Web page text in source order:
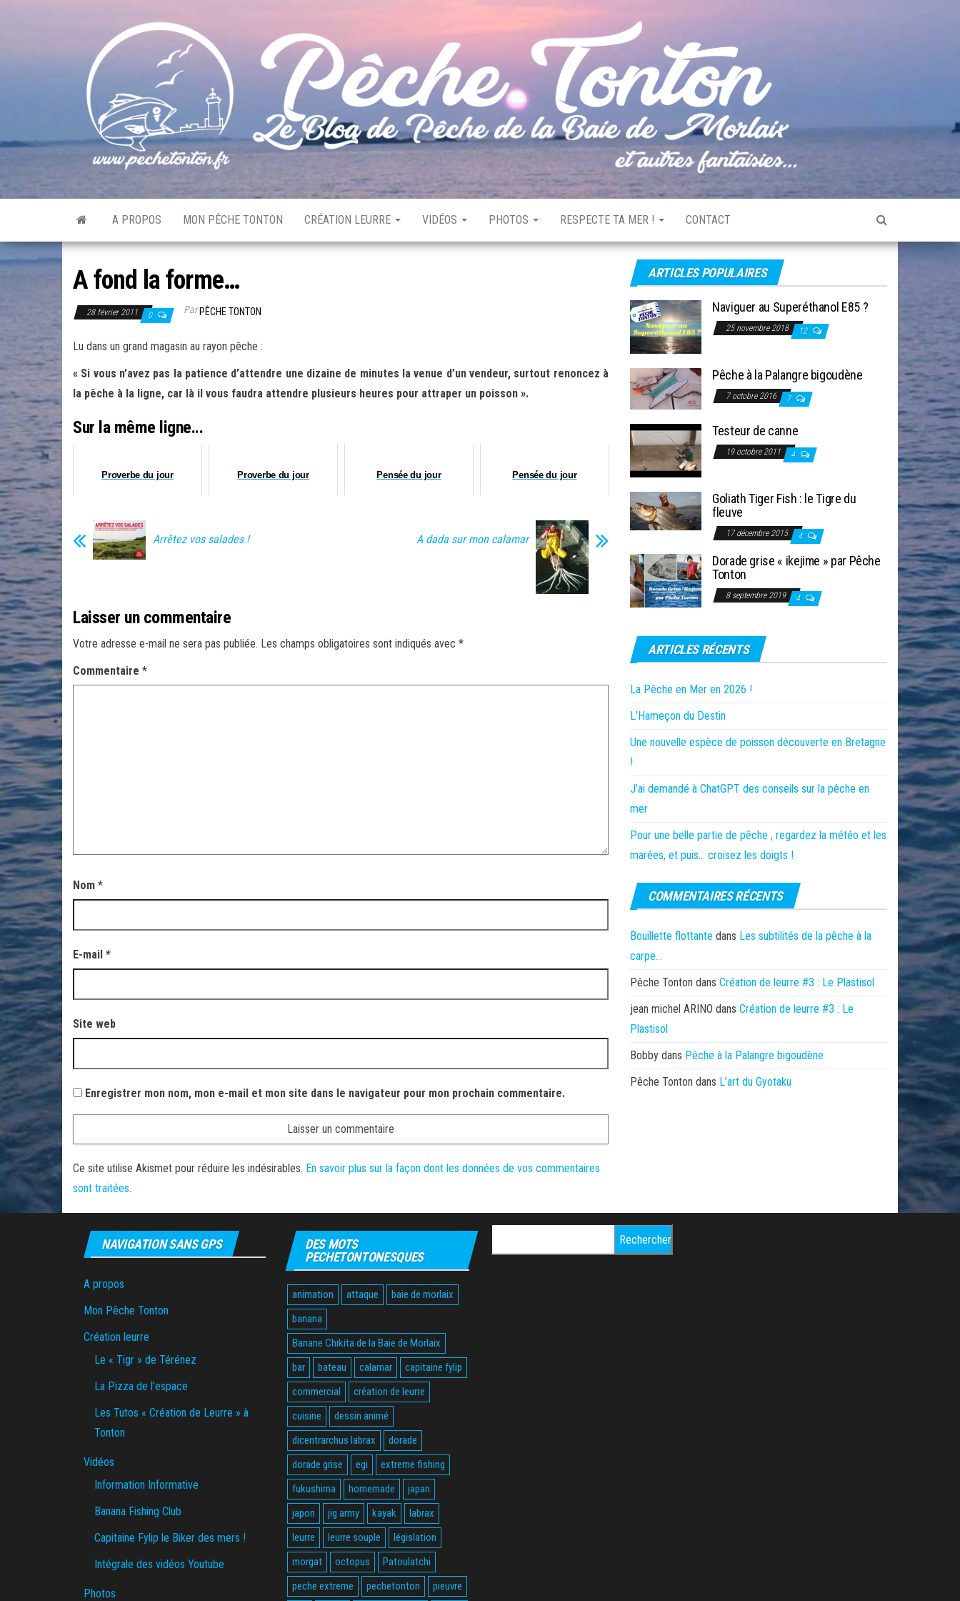
A PROPOS MON PÊCHE TONTON CRÉATION LEURRE VIDÉOS PHOTOS RESPECTE TA MER ! CONTACT
A fond la forme…
28 février 2011 0 ParPÊCHE TONTON
Lu dans un grand magasin au rayon pêche :
« Si vous n’avez pas la patience d’attendre une dizaine de minutes la venue d’un vendeur, surtout renoncez à
la pêche à la ligne, car là il vous faudra attendre plusieurs heures pour attraper un poisson ».
Sur la même ligne...
Proverbe du jour Proverbe du jour Pensée du jour Pensée du jour
Arrêtez vos salades ! A dada sur mon calamar
Laisser un commentaire
Votre adresse e-mail ne sera pas publiée. Les champs obligatoires sont indiqués avec *
Commentaire *
Nom *
E-mail *
Site web
Enregistrer mon nom, mon e-mail et mon site dans le navigateur pour mon prochain commentaire.
Ce site utilise Akismet pour réduire les indésirables. En savoir plus sur la façon dont les données de vos commentaires
sont traitées.
ARTICLES POPULAIRES
Naviguer au Superéthanol E85 ?
25 novembre 2018 12
Pêche à la Palangre bigoudène
7 octobre 2016 7
Testeur de canne
19 octobre 2011 4
Goliath Tiger Fish : le Tigre du
fleuve
17 décembre 2015 4
Dorade grise « ikejime » par Pêche
Tonton
8 septembre 2019 4
ARTICLES RÉCENTS
La Pêche en Mer en 2026 !
L’Hameçon du Destin
Une nouvelle espèce de poisson découverte en Bretagne
!
J’ai demandé à ChatGPT des conseils sur la pêche en
mer
Pour une belle partie de pêche , regardez la météo et les
marées, et puis… croisez les doigts !
COMMENTAIRES RÉCENTS
Bouillette flottante dans Les subtilités de la pêche à la
carpe…
Pêche Tonton dans Création de leurre #3 : Le Plastisol
jean michel ARINO dans Création de leurre #3 : Le
Plastisol
Bobby dans Pêche à la Palangre bigoudène
Pêche Tonton dans L’art du Gyotaku
NAVIGATION SANS GPS
A propos
Mon Pêche Tonton
Création leurre
Le « Tigr » de Térénez
La Pizza de l’espace
Les Tutos « Création de Leurre » à
Tonton
Vidéos
Information Informative
Banana Fishing Club
Capitaine Fylip le Biker des mers !
Intégrale des vidéos Youtube
Photos
DES MOTS
PECHETONTONESQUES
animation attaque
baie de morlaix
banana
Banane Chikita de la Baie de Morlaix
bar
bateau calamar
capitaine fylip
commercial
création de leurre
cuisine
dessin animé
dicentrarchus labrax
dorade
dorade grise
egi
extreme fishing
fukushima
homemade
japan
japon
jig army kayak
labrax
leurre
leurre souple
législation
morgat
octopus
Patoulatchi
peche extreme
pechetonton pieuvre